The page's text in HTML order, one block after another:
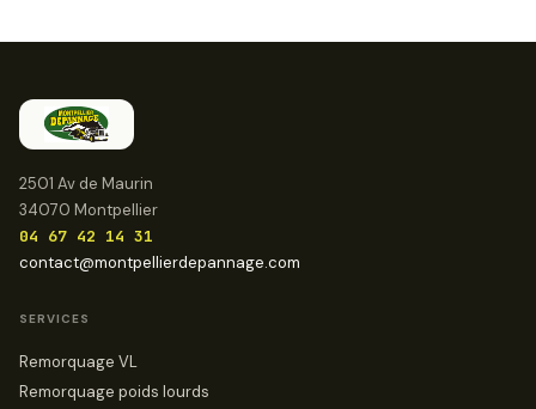
2501 Av de Maurin
34070 Montpellier
04 67 42 14 31
contact@montpellierdepannage.com
SERVICES
Remorquage VL
Remorquage poids lourds